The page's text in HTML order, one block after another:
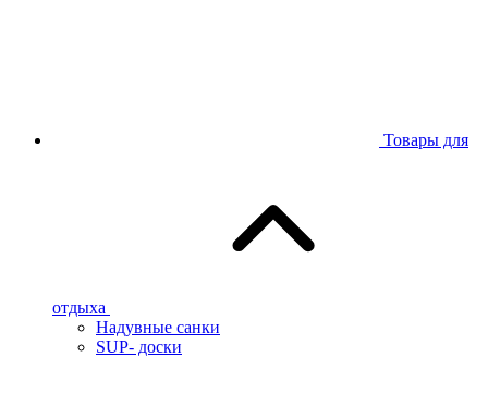
Товары для
отдыха
Надувные санки
SUP- доски